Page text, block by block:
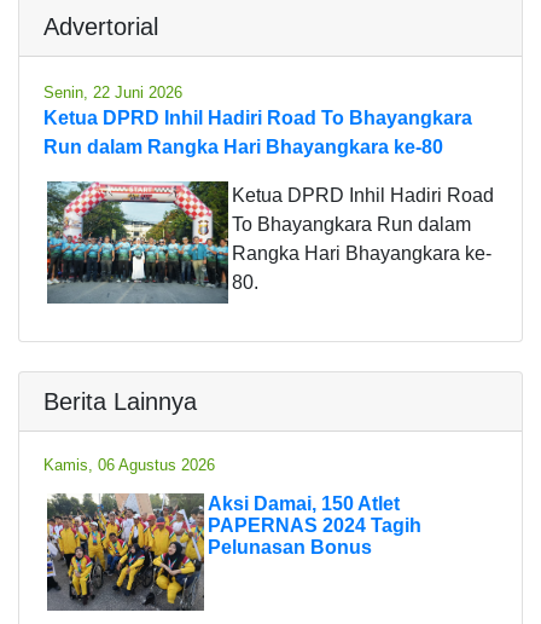
Advertorial
Senin, 22 Juni 2026
Ketua DPRD Inhil Hadiri Road To Bhayangkara
Run dalam Rangka Hari Bhayangkara ke-80
Ketua DPRD Inhil Hadiri Road
To Bhayangkara Run dalam
Rangka Hari Bhayangkara ke-
80.
Berita Lainnya
Kamis, 06 Agustus 2026
Aksi Damai, 150 Atlet
PAPERNAS 2024 Tagih
Pelunasan Bonus